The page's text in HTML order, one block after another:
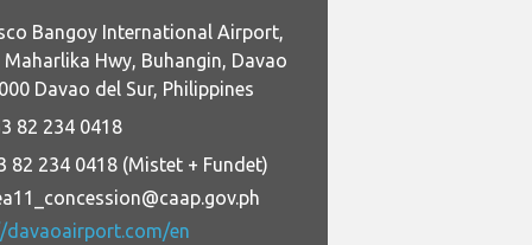
Bangoy International Airport,
Maharlika Hwy, Buhangin, Davao
Davao del Sur, Philippines
82 234 0418
82 234 0418 (Mistet + Fundet)
davaoairport.com/en